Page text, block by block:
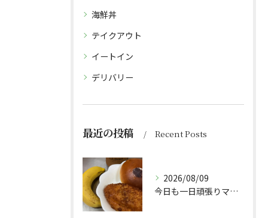
海鮮丼
テイクアウト
イートイン
デリバリー
最近の投稿 Recent Posts
2026/08/09
今日も一日頑張りマッスル💪